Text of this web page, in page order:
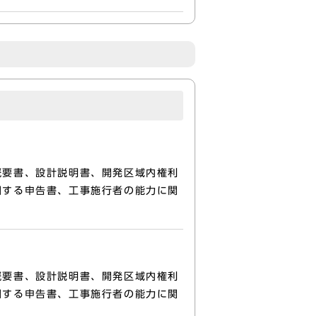
書、設計説明書、開発区域内権利
る申告書、工事施行者の能力に関
書、設計説明書、開発区域内権利
る申告書、工事施行者の能力に関